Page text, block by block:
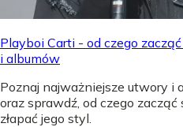
Playboi Carti - od czego
i albumów
Poznaj najważniejsze utwory i
oraz sprawdź, od czego zacząć
złapać jego styl.